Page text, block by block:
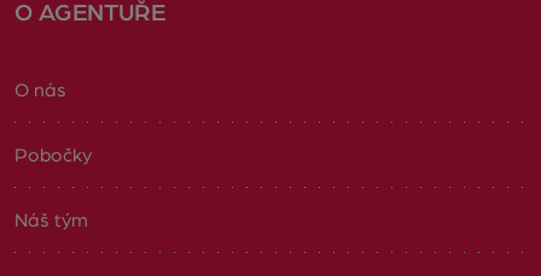
O AGENTUŘE
O nás
Pobočky
Náš tým